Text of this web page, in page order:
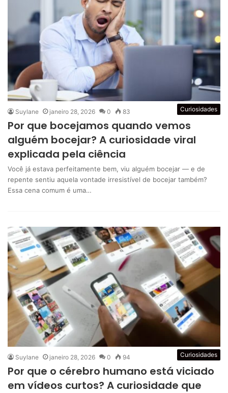
Curiosidades
Suylane janeiro 28, 2026 0 83
Por que bocejamos quando vemos
alguém bocejar? A curiosidade viral
explicada pela ciência
Você já estava perfeitamente bem, viu alguém bocejar — e de
repente sentiu aquela vontade irresistível de bocejar também?
Essa cena comum é uma…
Curiosidades
Suylane janeiro 28, 2026 0 94
Por que o cérebro humano está viciado
em vídeos curtos? A curiosidade que